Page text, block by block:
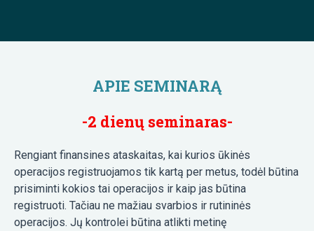
APIE SEMINARĄ
-2 dienų seminaras-
Rengiant finansines ataskaitas, kai kurios ūkinės
operacijos registruojamos tik kartą per metus, todėl būtina
prisiminti kokios tai operacijos ir kaip jas būtina
registruoti. Tačiau ne mažiau svarbios ir rutininės
operacijos. Jų kontrolei būtina atlikti metinę